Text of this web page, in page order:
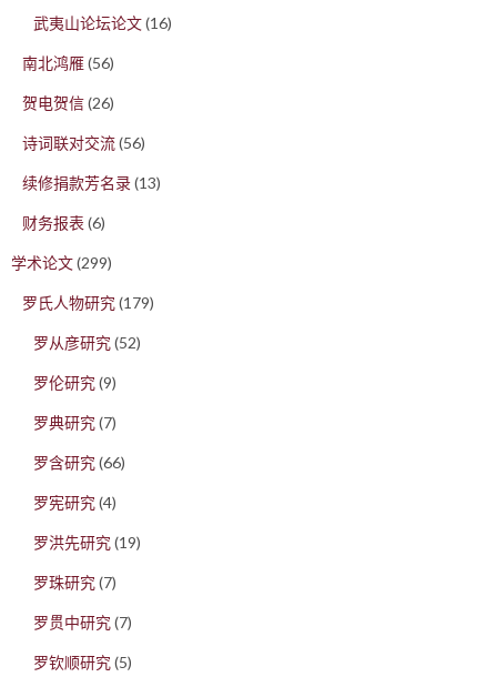
武夷山论坛论文(16)
南北鸿雁(56)
贺电贺信(26)
诗词联对交流(56)
续修捐款芳名录(13)
财务报表 (6)
学术论文(299)
罗氏人物研究(179)
罗从彦研究(52)
罗伦研究(9)
罗典研究(7)
罗含研究(66)
罗宪研究(4)
罗洪先研究(19)
罗珠研究(7)
罗贯中研究(7)
罗钦顺研究(5)